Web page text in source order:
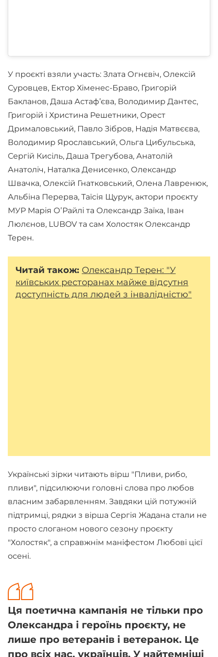
У проєкті взяли участь: Злата Огнєвіч, Олексій
Суровцев, Ектор Хіменес-Браво, Григорій
Бакланов, Даша Астаф’єва, Володимир Дантес,
Григорій і Христина Решетники, Орест
Дрималовський, Павло Зібров, Надія Матвєєва,
Володимир Ярославський, Ольга Цибульська,
Сергій Кисіль, Даша Трегубова, Анатолій
Анатоліч, Наталка Денисенко, Олександр
Швачка, Олексій Гнатковський, Олена Лавренюк,
Альбіна Перерва, Таїсія Щурук, актори проєкту
МУР Марія ОʼРайлі та Олександр Заїка, Іван
Люлєнов, LUBOV та сам Холостяк Олександр
Терен.
Читай також: Олександр Терен: "У
київських ресторанах майже відсутня
доступність для людей з інвалідністю"
Українські зірки читають вірш "Пливи, рибо,
пливи", підсилюючи головні слова про любов
власним забарвленням. Завдяки цій потужній
підтримці, рядки з вірша Сергія Жадана стали не
просто слоганом нового сезону проєкту
"Холостяк", а справжнім маніфестом Любові цієї
осені.
Ця поетична кампанія не тільки про
Олександра і героїнь проєкту, не
лише про ветеранів і ветеранок. Це
про всіх нас, українців. У найтемніші